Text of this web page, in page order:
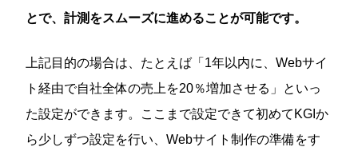
とで、計測をスムーズに進めることが可能です。
上記目的の場合は、たとえば「1年以内に、Webサイ
ト経由で自社全体の売上を20％増加させる」といっ
た設定ができます。ここまで設定できて初めてKGIか
ら少しずつ設定を行い、Webサイト制作の準備をす